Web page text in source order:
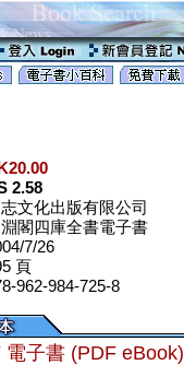
2.58
文化出版有限公司
閣四庫全書電子書
7/26
頁
962-984-725-8
電子書 (PDF